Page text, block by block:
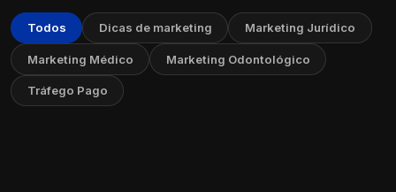
Todos Dicas de marketing Marketing Jurídico
Marketing Médico Marketing Odontológico
Tráfego Pago